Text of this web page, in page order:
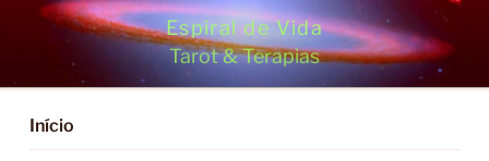
Saltar
conteúdo
Espiral de Vida
Tarot & Terapias
Início